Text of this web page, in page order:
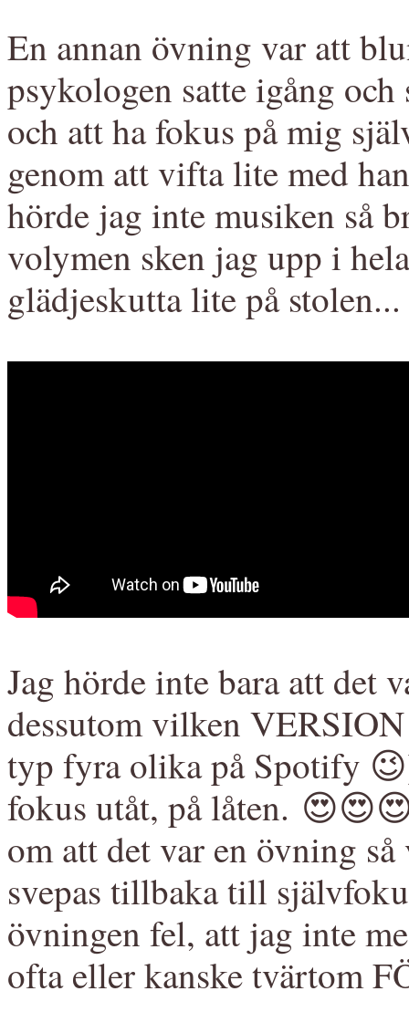
En annan övning var att
psykologen satte igång
och att ha fokus på mig
genom att vifta lite med
hörde jag inte musiken så
volymen sken jag upp i
glädjeskutta lite på
Jag hörde inte bara att det
dessutom vilken
typ fyra olika på Spotify
fokus utåt, på låten.
om att det var en övning
svepas tillbaka till
övningen fel, att jag inte
ofta eller kanske tvärtom